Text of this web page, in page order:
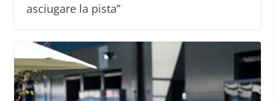
asciugare la pista”